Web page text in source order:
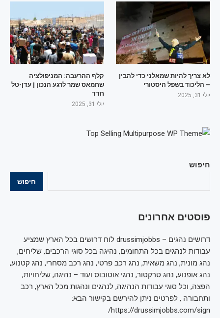
חיפוש
חיפוש
פוסטים אחרונים
דרושים נהגים – drussimjobbs לוח דרושים בכל הארץ שמציע
עבודות לנהגים בכל התחומים, נהיגה בכל סוגי הרכבים, שליחים,
נהג מונית, נהג משאית, נהג רכב פרטי, נהג רכב מסחרי, נהג קטנוע,
נהג אופנוע, נהג טרקטור, נהגי אוטובוס ועוד – נהיגה, שליחויות,
הפצה, וכל סוגי עבודות הנהיגה, לנהגים ונהגות מכל הארץ, רכב
ותחבורה , לפרטים ניתן להירשם בקישור הבא:
https://drussimjobbs.com/sign/
לא צריך להיות שמאלני כדי להבין
– הליכוד בשפל היסטורי
יולי 31, 2025
קלף ההרעבה: המניפולציה
שחמאס שמר לרגע הנכון | עדן-טל
חדד
יולי 31, 2025